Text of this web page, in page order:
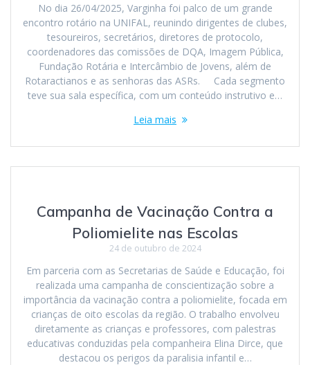
No dia 26/04/2025, Varginha foi palco de um grande
encontro rotário na UNIFAL, reunindo dirigentes de clubes,
tesoureiros, secretários, diretores de protocolo,
coordenadores das comissões de DQA, Imagem Pública,
Fundação Rotária e Intercâmbio de Jovens, além de
Rotaractianos e as senhoras das ASRs. Cada segmento
teve sua sala específica, com um conteúdo instrutivo e…
Leia mais
Campanha de Vacinação Contra a
Poliomielite nas Escolas
24 de outubro de 2024
Em parceria com as Secretarias de Saúde e Educação, foi
realizada uma campanha de conscientização sobre a
importância da vacinação contra a poliomielite, focada em
crianças de oito escolas da região. O trabalho envolveu
diretamente as crianças e professores, com palestras
educativas conduzidas pela companheira Elina Dirce, que
destacou os perigos da paralisia infantil e…